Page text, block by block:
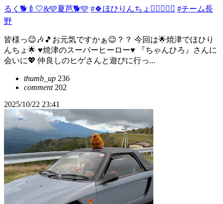
るく🐕🍼🤍&🩵夏芭🐕🩵 #🍀ほひりんちょ👉🏻👈🏻🍀 #チーム長
野
皆様っ😉🎶🎵お元気ですかぁ😉？？ 今回は🌟焼津でほひり
んちょ🌟 ♥️焼津のスーパーヒーロー♥️ 『ちゃんひろ』さんに
会いに💖 仲良しのヒゲさんと遊びに行っ...
thumb_up 236
comment202
2025/10/22 23:41